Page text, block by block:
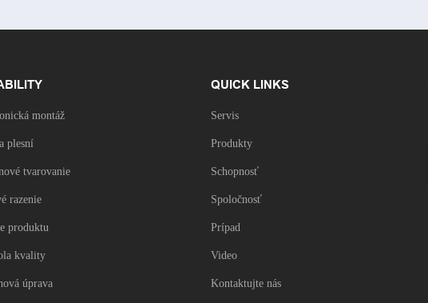
montáž
plesní
tvarovanie
razenie
produktu
kvality
úprava
QUICK LINKS
Servis
Produkty
Schopnosť
Spoločnosť
Prípad
Video
Kontaktujte nás